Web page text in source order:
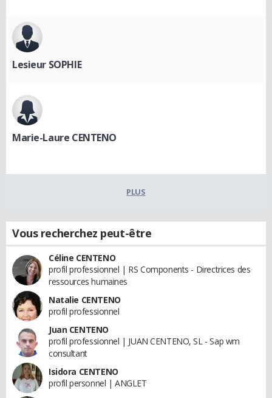
Lesieur SOPHIE
Marie-Laure CENTENO
PLUS
Vous recherchez peut-être
Céline CENTENO
profil professionnel | RS Components - Directrices des
ressources humaines
Natalie CENTENO
profil professionnel
Juan CENTENO
profil professionnel | JUAN CENTENO, SL - Sap wm
consultant
Isidora CENTENO
profil personnel | ANGLET